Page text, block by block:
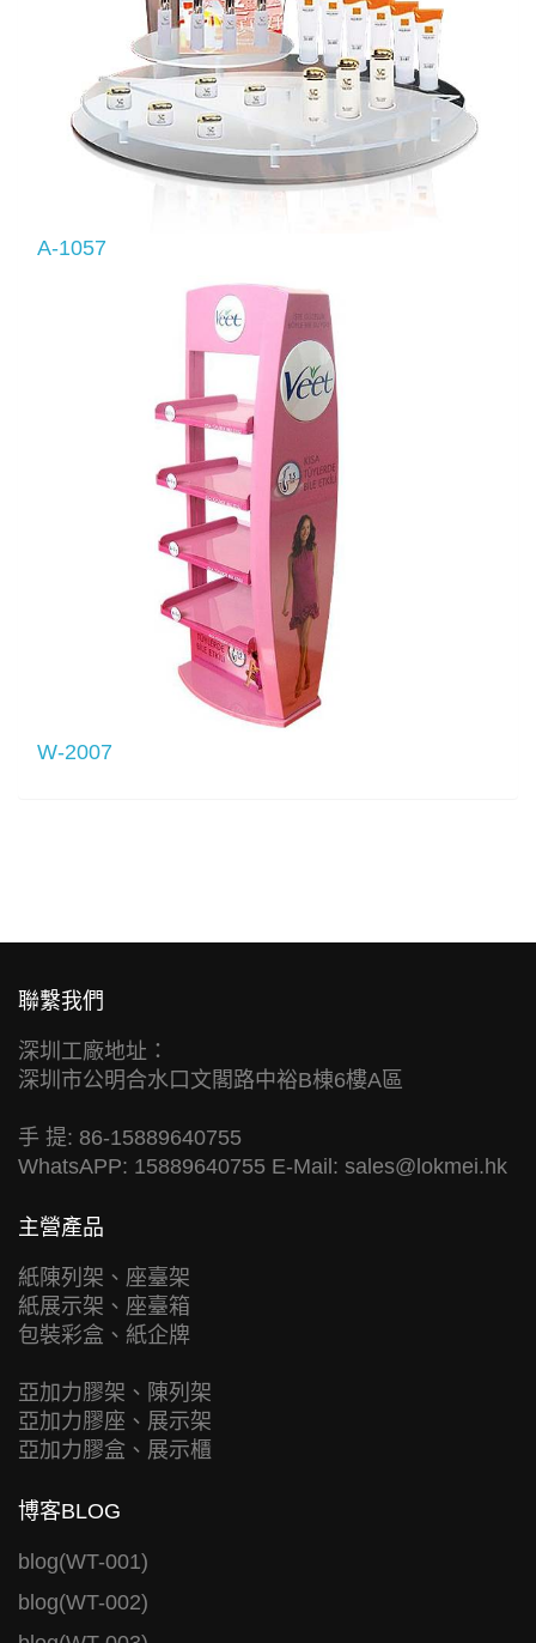
A-1057
W-2007
聯繫我們
深圳工廠地址：
深圳市公明合水口文閣路中裕B棟6樓A區
手 提: 86-15889640755
WhatsAPP: 15889640755 E-Mail: sales@lokmei.hk
主營產品
紙陳列架、座臺架
紙展示架、座臺箱
包裝彩盒、紙企牌
亞加力膠架、陳列架
亞加力膠座、展示架
亞加力膠盒、展示櫃
博客BLOG
blog(WT-001)
blog(WT-002)